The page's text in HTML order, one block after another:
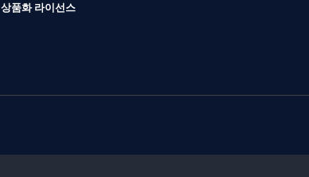
상품화 라이선스